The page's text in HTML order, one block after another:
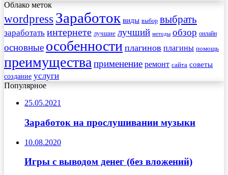
Облако меток
wordpress Заработок виды выбор выбрать
заработать интернете лучшие лучший методы обзор онлайн
основные особенности плагинов плагины помощь
преимущества применение ремонт сайта советы
создание услуги
Популярное
25.05.2021
Заработок на прослушивании музыки
10.08.2020
Игры с выводом денег (без вложений)